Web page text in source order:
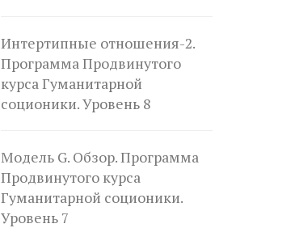
Интертипные отношения-2.
Программа Продвинутого
курса Гуманитарной
соционики. Уровень 8
Модель G. Обзор. Программа
Продвинутого курса
Гуманитарной соционики.
Уровень 7